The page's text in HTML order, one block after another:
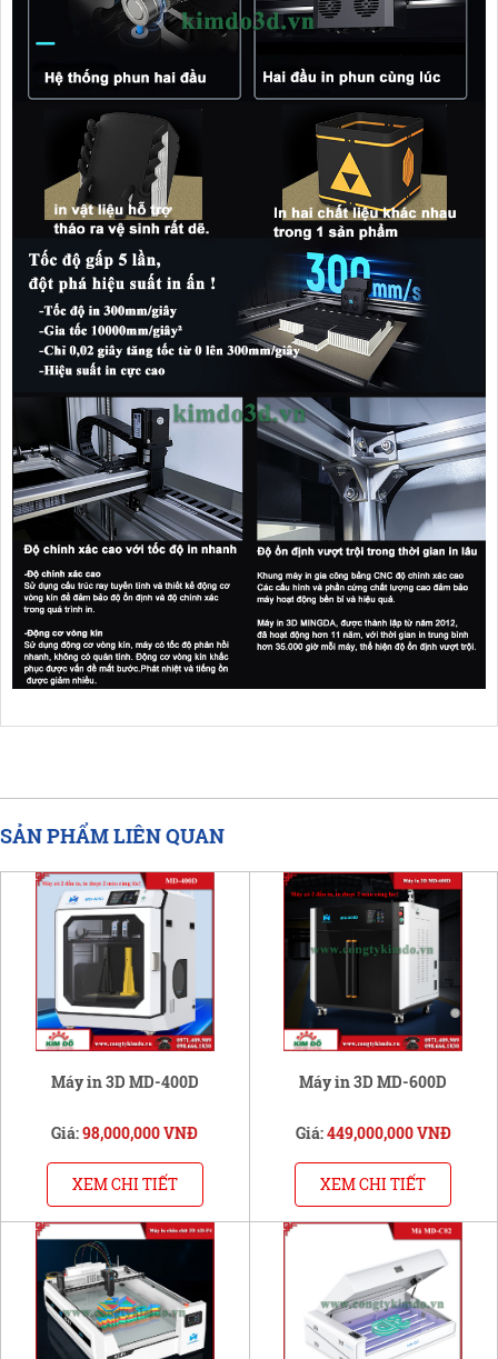
SẢN PHẨM LIÊN QUAN
Máy in 3D MD-400D
Giá:98,000,000 VNĐ
XEM CHI TIẾT
Máy in 3D MD-600D
Giá:449,000,000 VNĐ
XEM CHI TIẾT